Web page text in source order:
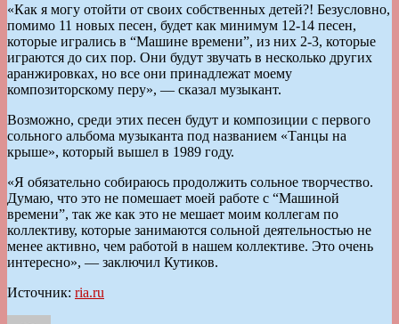
«Как я могу отойти от своих собственных детей?! Безусловно,
помимо 11 новых песен, будет как минимум 12-14 песен,
которые игрались в “Машине времени”, из них 2-3, которые
играются до сих пор. Они будут звучать в несколько других
аранжировках, но все они принадлежат моему
композиторскому перу», — сказал музыкант.
Возможно, среди этих песен будут и композиции с первого
сольного альбома музыканта под названием «Танцы на
крыше», который вышел в 1989 году.
«Я обязательно собираюсь продолжить сольное творчество.
Думаю, что это не помешает моей работе с “Машиной
времени”, так же как это не мешает моим коллегам по
коллективу, которые занимаются сольной деятельностью не
менее активно, чем работой в нашем коллективе. Это очень
интересно», — заключил Кутиков.
Источник: ria.ru